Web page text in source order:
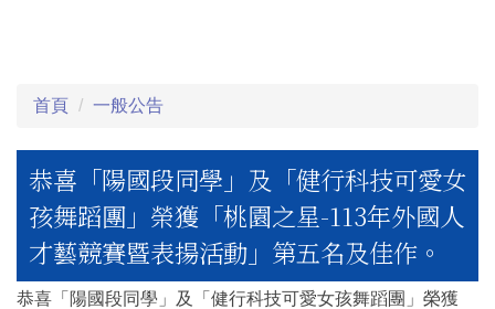
首頁 一般公告
恭喜「陽國段同學」及「健行科技可愛女
孩舞蹈團」榮獲「桃園之星-113年外國人
才藝競賽暨表揚活動」第五名及佳作。
恭喜「陽國段同學」及「健行科技可愛女孩舞蹈團」榮獲